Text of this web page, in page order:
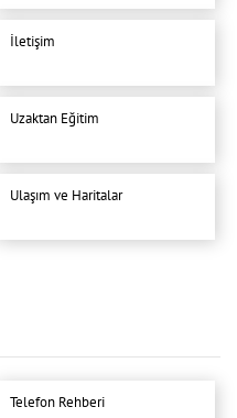
İletişim
Uzaktan Eğitim
Ulaşım ve Haritalar
Telefon Rehberi